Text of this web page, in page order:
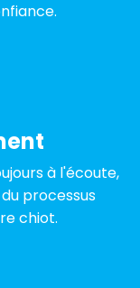
à l'écoute,
processus
chiot.